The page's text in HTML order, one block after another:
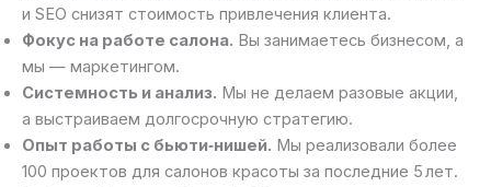
и SEO снизят стоимость привлечения клиента.
Фокус на работе салона. Вы занимаетесь бизнесом, а
мы — маркетингом.
Системность и анализ. Мы не делаем разовые акции,
а выстраиваем долгосрочную стратегию.
Опыт работы с бьюти‑нишей. Мы реализовали более
100 проектов для салонов красоты за последние 5 лет.